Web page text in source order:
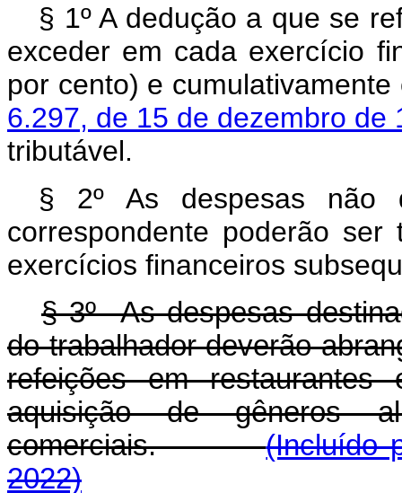
§ 1º A dedução a que se
exceder em cada exercício
por cento) e
6.297, de 15 de dezembro de
tributável.
§ 2º As despesas não
correspondente poderão
exercícios financeiros
§ 3º As despesas
do trabalhador deverão
refeições em restaurantes
aquisição de gêneros
comerciais.(Incluído
2022)